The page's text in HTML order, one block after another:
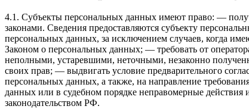
4.1. Субъекты персональных данных имеют право: —
законами. Сведения предоставляются субъекту
персональных данных, за исключением случаев, когда
Законом о персональных данных; — требовать от
неполными, устаревшими, неточными, незаконно
своих прав; — выдвигать условие предварительного
персональных данных, а также, на направление
данных или в судебном порядке неправомерные
законодательством РФ.